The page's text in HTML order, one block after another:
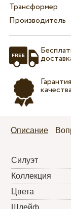
Трансформер
Производитель
Гарантия
качества
Описание
Силуэт
Коллекция
Цвета
Шлейф